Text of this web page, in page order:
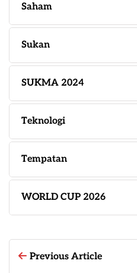
Saham
Sukan
SUKMA 2024
Teknologi
Tempatan
WORLD CUP 2026
Previous Article